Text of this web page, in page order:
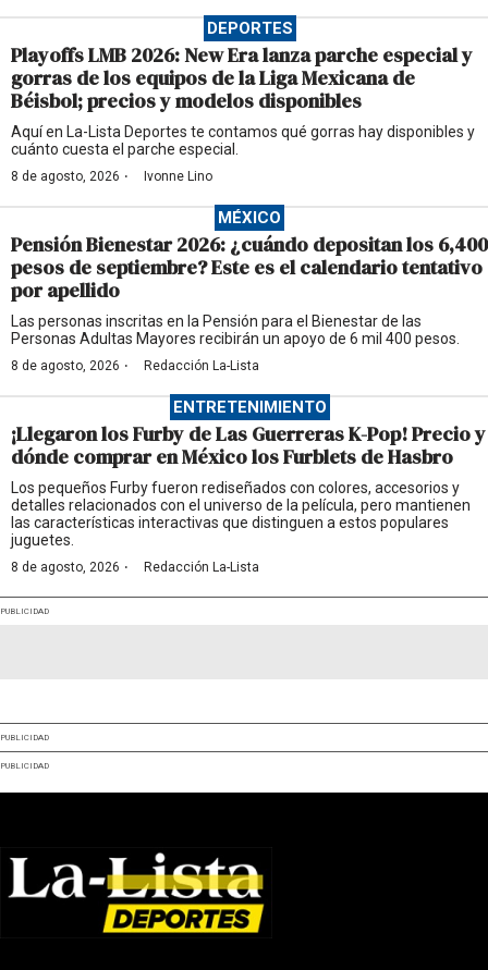
DEPORTES
Playoffs LMB 2026: New Era lanza parche especial y
gorras de los equipos de la Liga Mexicana de
Béisbol; precios y modelos disponibles
Aquí en La-Lista Deportes te contamos qué gorras hay disponibles y
cuánto cuesta el parche especial.
8 de agosto, 2026 · Ivonne Lino
MÉXICO
Pensión Bienestar 2026: ¿cuándo depositan los 6,400
pesos de septiembre? Este es el calendario tentativo
por apellido
Las personas inscritas en la Pensión para el Bienestar de las
Personas Adultas Mayores recibirán un apoyo de 6 mil 400 pesos.
8 de agosto, 2026 · Redacción La-Lista
ENTRETENIMIENTO
¡Llegaron los Furby de Las Guerreras K-Pop! Precio y
dónde comprar en México los Furblets de Hasbro
Los pequeños Furby fueron rediseñados con colores, accesorios y
detalles relacionados con el universo de la película, pero mantienen
las características interactivas que distinguen a estos populares
juguetes.
8 de agosto, 2026 · Redacción La-Lista
PUBLICIDAD
PUBLICIDAD
PUBLICIDAD